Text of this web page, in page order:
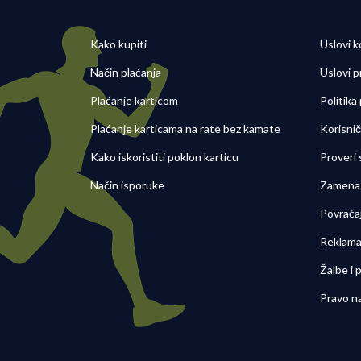
Kako kupiti
Način plaćanja
Plaćanje karticom
Plaćanje karticama na rate bez kamate
Kako iskoristiti poklon karticu
Način isporuke
Uslovi
Uslovi
Politika
Proveri
Žalbe i
Pravo